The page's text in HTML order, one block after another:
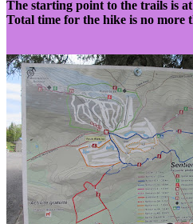
The starting point to the trails is
Total time for the hike is no more